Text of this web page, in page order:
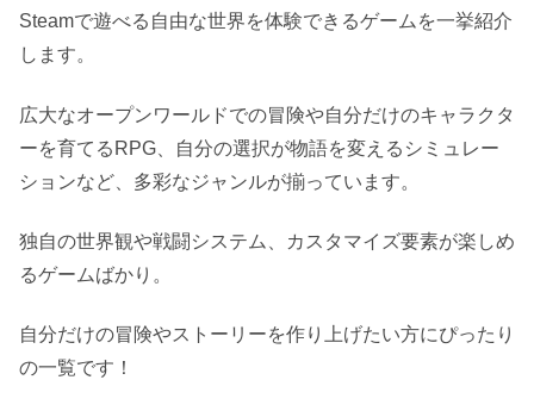
Steamで遊べる自由な世界を体験できるゲームを一挙紹介
します。
広大なオープンワールドでの冒険や自分だけのキャラクタ
ーを育てるRPG、自分の選択が物語を変えるシミュレー
ションなど、多彩なジャンルが揃っています。
独自の世界観や戦闘システム、カスタマイズ要素が楽しめ
るゲームばかり。
自分だけの冒険やストーリーを作り上げたい方にぴったり
の一覧です！